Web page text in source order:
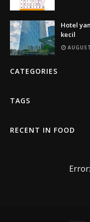
Hotel
kecil
CATEGORIES
TAGS
RECENT IN FOOD